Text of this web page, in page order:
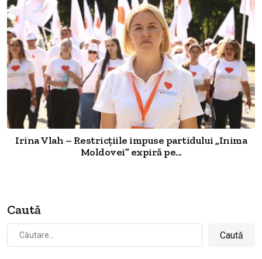
Irina Vlah – Restricțiile impuse partidului „Inima
Moldovei” expiră pe...
Caută
după: